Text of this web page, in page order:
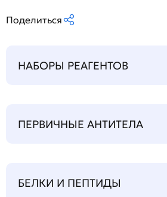
Поделиться
НАБОРЫ РЕАГЕНТОВ
ПЕРВИЧНЫЕ АНТИТЕЛА
БЕЛКИ И ПЕПТИДЫ